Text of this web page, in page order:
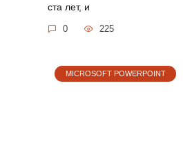
ста лет, и
0 225
MICROSOFT POWERPOINT